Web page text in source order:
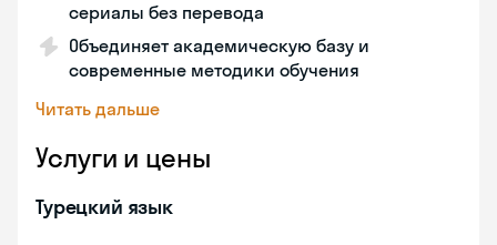
сериалы без перевода
Объединяет академическую базу и
современные методики обучения
Читать дальше
Услуги и цены
Турецкий язык